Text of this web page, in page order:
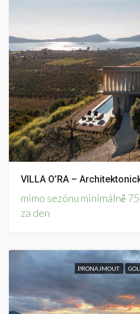
mimo sezónu minimálně
za den
PRONAJMOUT